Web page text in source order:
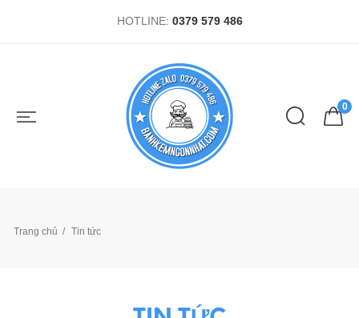
HOTLINE: 0379 579 486
0
Trang chủ Tin tức